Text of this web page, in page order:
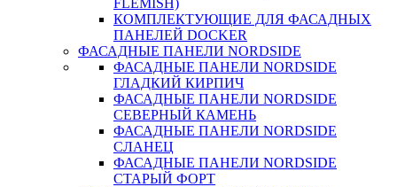
FLEMISH)
КОМПЛЕКТУЮЩИЕ ДЛЯ ФАСАДНЫХ
ПАНЕЛЕЙ DOCKER
ФАСАДНЫЕ ПАНЕЛИ NORDSIDE
ФАСАДНЫЕ ПАНЕЛИ NORDSIDE
ГЛАДКИЙ КИРПИЧ
ФАСАДНЫЕ ПАНЕЛИ NORDSIDE
СЕВЕРНЫЙ КАМЕНЬ
ФАСАДНЫЕ ПАНЕЛИ NORDSIDE
СЛАНЕЦ
ФАСАДНЫЕ ПАНЕЛИ NORDSIDE
СТАРЫЙ ФОРТ